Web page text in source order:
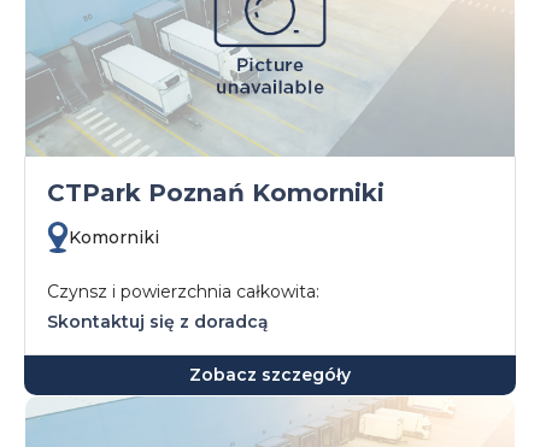
CTPark Poznań Komorniki
Komorniki
Czynsz i powierzchnia całkowita:
Skontaktuj się z doradcą
Zobacz szczegóły